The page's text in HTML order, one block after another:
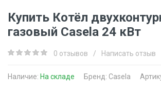
Купить Котёл
газовый Casela 24 кВт
0 отзывов / Написать отзыв
Наличие: На складе Бренд: Casela